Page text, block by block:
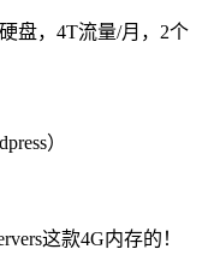
盘，4T流量/月，2个
）
这款4G内存的！